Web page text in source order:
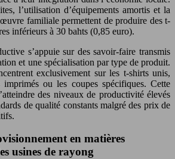
l’utilisation d’équipements amortis et la
familiale permettent de produire des t-
inférieurs à 30 bahts (0,85 euro).
s’appuie sur des savoir-faire transmis
et une spécialisation par type de produit.
exclusivement sur les t-shirts unis,
imprimés ou les coupes spécifiques. Cette
des niveaux de productivité élevés
de qualité constants malgré des prix de
en matières
usines de rayong